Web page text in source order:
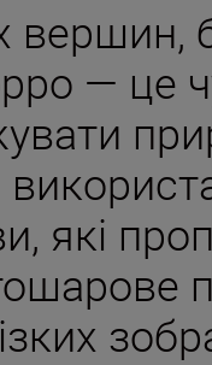
вершин,
— це
які